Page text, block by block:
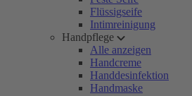
Flüssigseife
Intimreinigung
Handpflege
Alle anzeigen
Handcreme
Handdesinfektion
Handmaske